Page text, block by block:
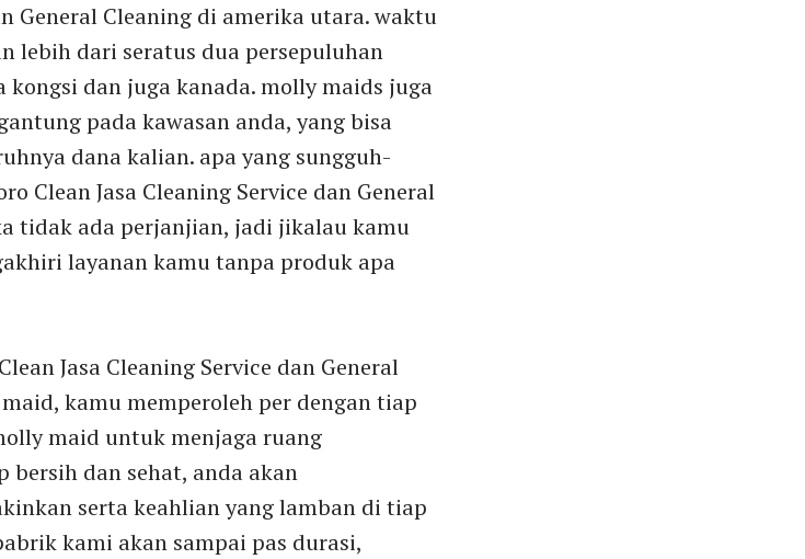
General Cleaning di amerika utara. waktu
lebih dari seratus dua persepuluhan
kongsi dan juga kanada. molly maids juga
pada kawasan anda, yang bisa
dana kalian. apa yang sungguh-
Clean Jasa Cleaning Service dan General
tidak ada perjanjian, jadi jikalau kamu
layanan kamu tanpa produk apa
Jasa Cleaning Service dan General
kamu memperoleh per dengan tiap
maid untuk menjaga ruang
dan sehat, anda akan
serta keahlian yang lamban di tiap
kami akan sampai pas durasi,